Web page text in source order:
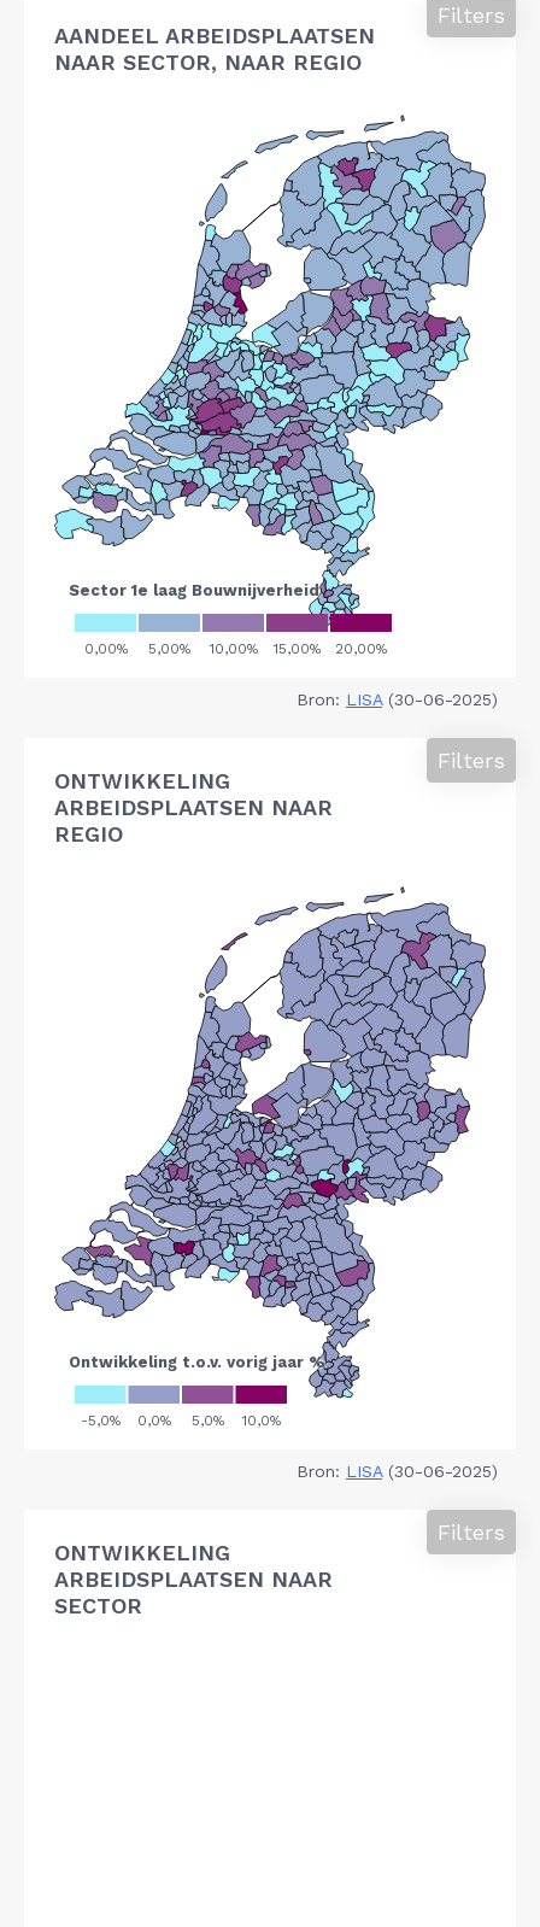
AANDEEL ARBEIDSPLAATSEN
NAAR SECTOR, NAAR REGIO
Filters
Bron: LISA(30-06-2025)
ONTWIKKELING
ARBEIDSPLAATSEN NAAR
REGIO
Filters
Bron: LISA(30-06-2025)
ONTWIKKELING
ARBEIDSPLAATSEN NAAR
SECTOR
Filters